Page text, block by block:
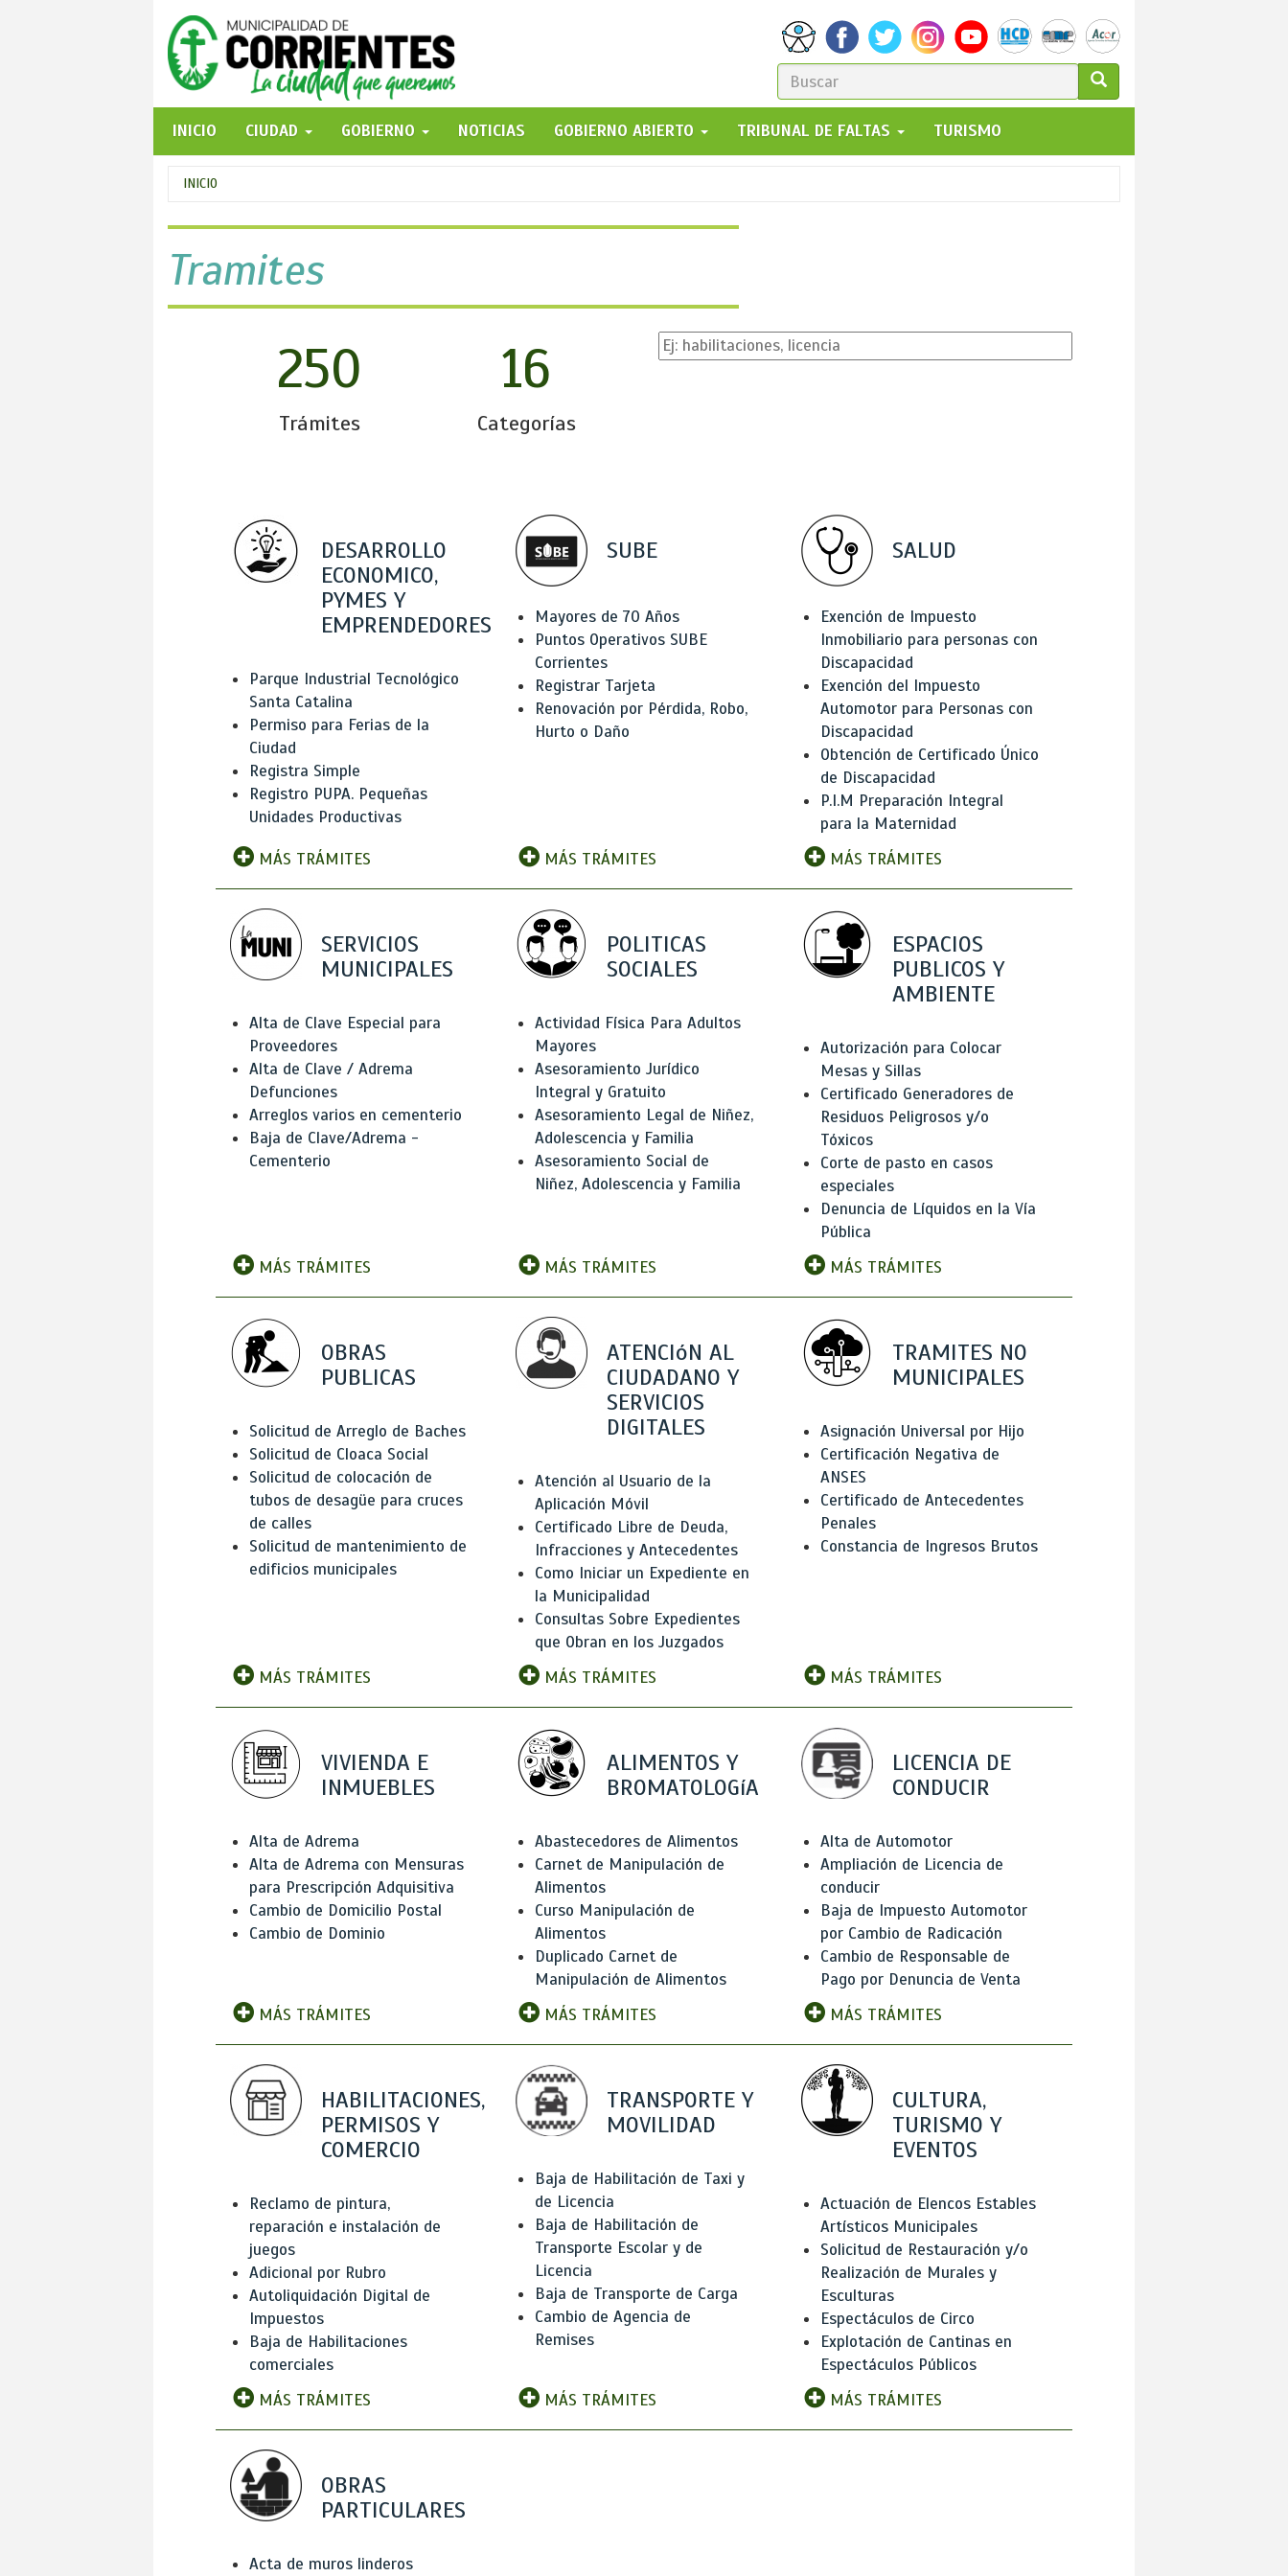
FORMULARIO
DE
BÚSQUEDA
GO!
INICIO
CIUDAD GOBIERNO NOTICIAS GOBIERNO ABIERTO TRIBUNAL DE FALTAS TURISMO
Se
encuentra
usted
aquí
INICIO
Tramites
250
Trámites
16
Categorías
DESARROLLO
ECONOMICO,
PYMES Y
EMPRENDEDORES
Parque Industrial Tecnológico
Santa Catalina
Permiso para Ferias de la
Ciudad
Registra Simple
Registro PUPA. Pequeñas
Unidades Productivas
MÁS TRÁMITES
SUBE
Mayores de 70 Años
Puntos Operativos SUBE
Corrientes
Registrar Tarjeta
Renovación por Pérdida, Robo,
Hurto o Daño
MÁS TRÁMITES
SALUD
Exención de Impuesto
Inmobiliario para personas con
Discapacidad
Exención del Impuesto
Automotor para Personas con
Discapacidad
Obtención de Certificado Único
de Discapacidad
P.I.M Preparación Integral
para la Maternidad
MÁS TRÁMITES
SERVICIOS
MUNICIPALES
Alta de Clave Especial para
Proveedores
Alta de Clave / Adrema
Defunciones
Arreglos varios en cementerio
Baja de Clave/Adrema -
Cementerio
MÁS TRÁMITES
POLITICAS
SOCIALES
Actividad Física Para Adultos
Mayores
Asesoramiento Jurídico
Integral y Gratuito
Asesoramiento Legal de Niñez,
Adolescencia y Familia
Asesoramiento Social de
Niñez, Adolescencia y Familia
MÁS TRÁMITES
ESPACIOS
PUBLICOS Y
AMBIENTE
Autorización para Colocar
Mesas y Sillas
Certificado Generadores de
Residuos Peligrosos y/o
Tóxicos
Corte de pasto en casos
especiales
Denuncia de Líquidos en la Vía
Pública
MÁS TRÁMITES
OBRAS
PUBLICAS
Solicitud de Arreglo de Baches
Solicitud de Cloaca Social
Solicitud de colocación de
tubos de desagüe para cruces
de calles
Solicitud de mantenimiento de
edificios municipales
MÁS TRÁMITES
ATENCIóN AL
CIUDADANO Y
SERVICIOS
DIGITALES
Atención al Usuario de la
Aplicación Móvil
Certificado Libre de Deuda,
Infracciones y Antecedentes
Como Iniciar un Expediente en
la Municipalidad
Consultas Sobre Expedientes
que Obran en los Juzgados
MÁS TRÁMITES
TRAMITES NO
MUNICIPALES
Asignación Universal por Hijo
Certificación Negativa de
ANSES
Certificado de Antecedentes
Penales
Constancia de Ingresos Brutos
MÁS TRÁMITES
VIVIENDA E
INMUEBLES
Alta de Adrema
Alta de Adrema con Mensuras
para Prescripción Adquisitiva
Cambio de Domicilio Postal
Cambio de Dominio
MÁS TRÁMITES
ALIMENTOS Y
BROMATOLOGíA
Abastecedores de Alimentos
Carnet de Manipulación de
Alimentos
Curso Manipulación de
Alimentos
Duplicado Carnet de
Manipulación de Alimentos
MÁS TRÁMITES
LICENCIA DE
CONDUCIR
Alta de Automotor
Ampliación de Licencia de
conducir
Baja de Impuesto Automotor
por Cambio de Radicación
Cambio de Responsable de
Pago por Denuncia de Venta
MÁS TRÁMITES
HABILITACIONES,
PERMISOS Y
COMERCIO
Reclamo de pintura,
reparación e instalación de
juegos
Adicional por Rubro
Autoliquidación Digital de
Impuestos
Baja de Habilitaciones
comerciales
MÁS TRÁMITES
TRANSPORTE Y
MOVILIDAD
Baja de Habilitación de Taxi y
de Licencia
Baja de Habilitación de
Transporte Escolar y de
Licencia
Baja de Transporte de Carga
Cambio de Agencia de
Remises
MÁS TRÁMITES
CULTURA,
TURISMO Y
EVENTOS
Actuación de Elencos Estables
Artísticos Municipales
Solicitud de Restauración y/o
Realización de Murales y
Esculturas
Espectáculos de Circo
Explotación de Cantinas en
Espectáculos Públicos
MÁS TRÁMITES
OBRAS
PARTICULARES
Acta de muros linderos